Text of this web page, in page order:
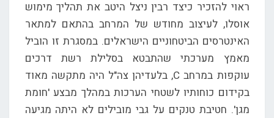
ראוי להזכיר כיצד רבין ניצל היטב את תהליך מימוש
אוסלו, לעיצוב מחודש של המרחב בהתאם למתאר
האינטרסים הביטחוניים הישראלים. במסגרת זו הוביל
מאמץ מערכתי שהתבטא בסלילת רשת דרכים
עוקפות במרחב C, בלעדיהן צה"ל היה מתקשה מאוד
בקידום כוחותיו לשטחי הערכות במהלך מבצע 'חומת
מגן'. חטיבת טנקים על גבי מובילים לא היתה מגיעה